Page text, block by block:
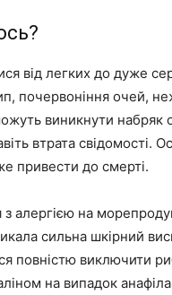
від легких до дуже
почервоніння очей,
виникнути набряк
втрата свідомості.
привести до смерті.
алергією на
сильна шкірний
виключити
на випадок